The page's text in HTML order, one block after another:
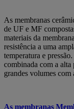
As membranas
de UF e MF
materiais da
resistência a uma
temperatura e
combinada com a alta
grandes volumes com
As membranas